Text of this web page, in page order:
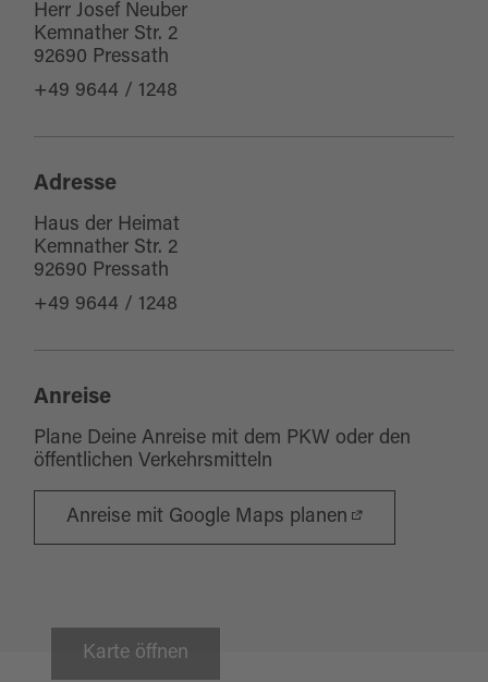
für Gruppen
für Schulklassen
Herr Josef Neuber
Kemnather Str. 2
92690 Pressath
+49 9644 / 1248
Adresse
Haus der Heimat
Kemnather Str. 2
92690 Pressath
+49 9644 / 1248
Anreise
Plane Deine Anreise mit dem PKW oder den
öffentlichen Verkehrsmitteln
Anreise mit Google Maps planen
Karte öffnen